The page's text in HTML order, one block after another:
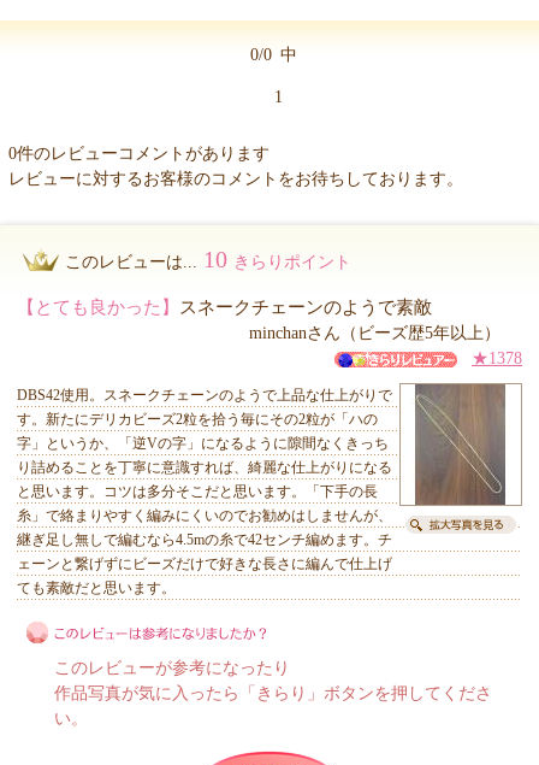
0/0 中
1
0件のレビューコメントがあります
レビューに対するお客様のコメントをお待ちしております。
このレビューは... 10 きらりポイント
【とても良かった】 スネークチェーンのようで素敵
minchanさん（ビーズ歴5年以上）
★1378
DBS42使用。スネークチェーンのようで上品な仕上がりで
す。新たにデリカビーズ2粒を拾う毎にその2粒が「ハの
字」というか、「逆Vの字」になるように隙間なくきっち
り詰めることを丁寧に意識すれば、綺麗な仕上がりになる
と思います。コツは多分そこだと思います。「下手の長
糸」で絡まりやすく編みにくいのでお勧めはしませんが、
継ぎ足し無しで編むなら4.5mの糸で42センチ編めます。チ
ェーンと繋げずにビーズだけで好きな長さに編んで仕上げ
ても素敵だと思います。
このレビューが参考になったり
作品写真が気に入ったら「きらり」ボタンを押してくださ
い。